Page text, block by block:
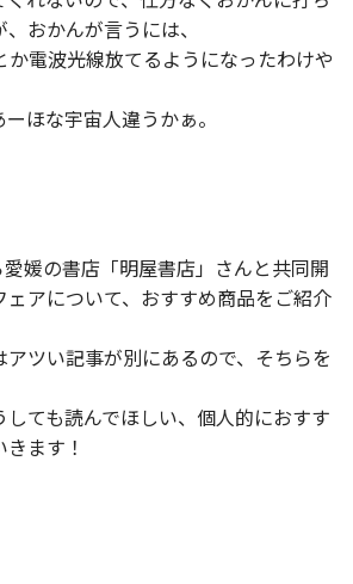
おかんが言うには、
か電波光線放てるようになったわけや
ほな宇宙人違うかぁ。
媛の書店「明屋書店」さんと共同開
アについて、おすすめ商品をご紹介
ツい記事が別にあるので、そちらを
しても読んでほしい、個人的におすす
ます！